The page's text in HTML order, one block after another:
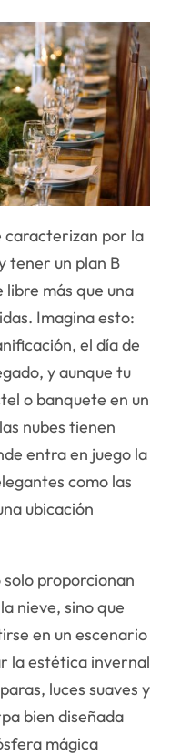
caracterizan por la
tener un plan B
más que una
Imagina esto:
el día de
y aunque tu
o banquete en un
nubes tienen
entra en juego la
como las
ubicación
proporcionan
nieve, sino que
en un escenario
la estética invernal
luces suaves y
bien diseñada
mágica